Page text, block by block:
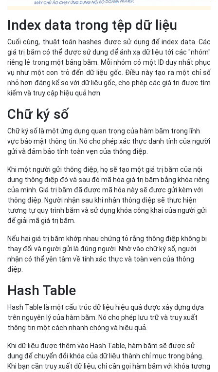
Index data trong tệp dữ liệu
Cuối cùng, thuật toán hashes được sử dụng để index data. Các
giá trị băm có thể được sử dụng để ánh xạ dữ liệu tới các "nhóm"
riêng lẻ trong một bảng băm. Mỗi nhóm có một ID duy nhất phục
vụ như một con trỏ đến dữ liệu gốc. Điều này tạo ra một chỉ số
nhỏ hơn đáng kể so với dữ liệu gốc, cho phép các giá trị được tìm
kiếm và truy cập hiệu quả hơn.
Chữ ký số
Chữ ký số là một ứng dụng quan trọng của hàm băm trong lĩnh
vực bảo mật thông tin. Nó cho phép xác thực danh tính của người
gửi và đảm bảo tính toàn vẹn của thông điệp.
Khi một người gửi thông điệp, họ sẽ tạo một giá trị băm của nội
dung thông điệp đó và sau đó mã hóa giá trị băm bằng khóa riêng
của mình. Giá trị băm đã được mã hóa này sẽ được gửi kèm với
thông điệp. Người nhận sau khi nhận thông điệp sẽ thực hiện
tương tự quy trình băm và sử dụng khóa công khai của người gửi
để giải mã giá trị băm.
Nếu hai giá trị băm khớp nhau chứng tỏ rằng thông điệp không bị
thay đổi và người gửi là đúng người. Nhờ vào chữ ký số, người
nhận có thể yên tâm về tính xác thực và toàn vẹn của thông
điệp.
Hash Table
Hash Table là một cấu trúc dữ liệu hiệu quả được xây dựng dựa
trên nguyên lý của hàm băm. Nó cho phép lưu trữ và truy xuất
thông tin một cách nhanh chóng và hiệu quả.
Khi dữ liệu được thêm vào Hash Table, hàm băm sẽ được sử
dụng để chuyển đổi khóa của dữ liệu thành chỉ mục trong bảng.
Khi bạn cần truy xuất dữ liệu, chỉ cần gọi hàm băm với khóa tương